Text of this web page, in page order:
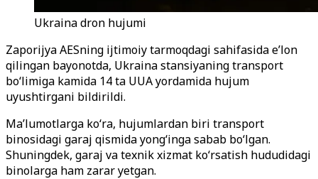
Ukraina dron hujumi
Zaporijya AESning ijtimoiy tarmoqdagi sahifasida e’lon
qilingan bayonotda, Ukraina stansiyaning transport
bo‘limiga kamida 14 ta UUA yordamida hujum
uyushtirgani bildirildi.
Ma’lumotlarga ko‘ra, hujumlardan biri transport
binosidagi garaj qismida yong‘inga sabab bo‘lgan.
Shuningdek, garaj va texnik xizmat ko‘rsatish hududidagi
binolarga ham zarar yetgan.